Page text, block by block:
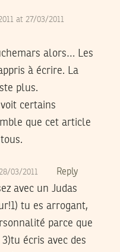
at 27/03/2011
alors… Les
à écrire. La
plus.
certains
que cet article
03/2011 Reply
avec un Judas
tu es arrogant,
parce que
écris avec des